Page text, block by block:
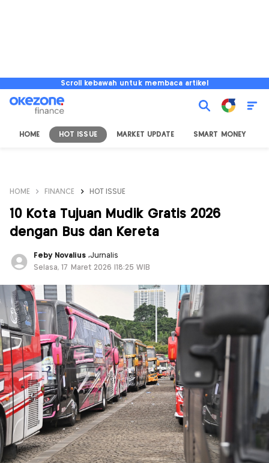
Scroll kebawah untuk membaca artikel
HOME HOT ISSUE MARKET UPDATE SMART MONEY
HOME FINANCE HOT ISSUE
10 Kota Tujuan Mudik Gratis 2026
dengan Bus dan Kereta
Feby Novalius ,Jurnalis
Selasa, 17 Maret 2026 |18:25 WIB